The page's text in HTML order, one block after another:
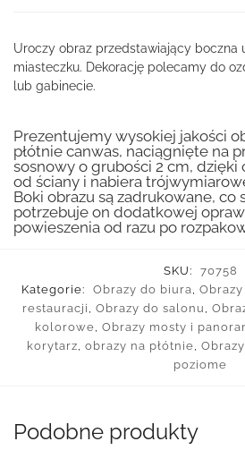
Uroczy obraz przedstawiający boczna
miasteczku. Dekorację polecamy do
lub gabinecie.
Prezentujemy wysokiej jakości
płótnie canwas, naciągnięte na
sosnowy o grubości 2 cm, dzięki
od ściany i nabiera
Boki obrazu są zadrukowane, co
potrzebuje on dodatkowej
powieszenia od razu po
SKU:
70758
Kategorie:
Obrazy do biura,
restauracji , Obrazy do salonu ,
kolorowe, Obrazy mosty i
korytarz, obrazy na płótnie,
poziome
Podobne produkty